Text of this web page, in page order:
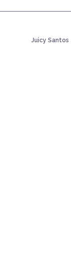
Juicy Santos